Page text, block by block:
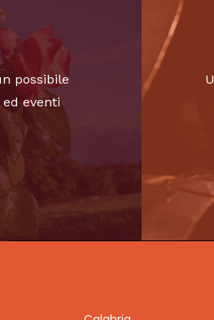
possibile
eventi